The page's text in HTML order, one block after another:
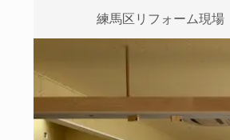
練馬区リフォーム現場